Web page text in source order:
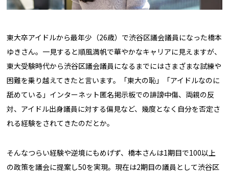
東大卒アイドルから最年少（26歳）で渋谷区議会議員になった橋本
ゆきさん。一見すると順風満帆で華やかなキャリアに見えますが、
東大受験時代から渋谷区議会議員になるまでにはさまざまな試練や
困難を乗り越えてきたと言います。「東大の恥」「アイドルなのに
舐めている」インターネット匿名掲示板での誹謗中傷、両親の反
対、アイドル出身議員に対する偏見など、幾度となく自分を否定さ
れる経験をされてきたのだとか。
そんなつらい経験や逆境にもめげず、橋本さんは1期目で100以上
の政策を議会に提案し50を実現。現在は2期目の議員として渋谷区